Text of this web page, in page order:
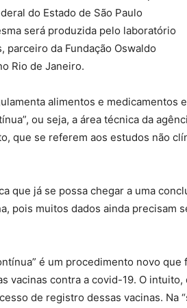
do Estado de São Paulo
será produzida pelo laboratório
parceiro da Fundação Oswaldo
Rio de Janeiro.
alimentos e medicamentos
ou seja, a área técnica da
que se referem aos estudos não
que já se possa chegar a uma
pois muitos dados ainda precisam
é um procedimento novo
vacinas contra a covid-19. O
de registro dessas vacinas. Na